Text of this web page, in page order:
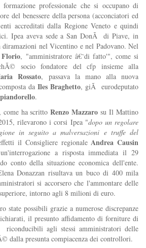
professionale che si occupano di
del benessere della persona (acconciatori ed
accreditati dalla Regione Veneto e quindi
Ipea aveva sede a San DonÃ di Piave, in
nel Vicentino e nel Padovano. Nel
Florio, "amministratore â€˜di fatto'", come si
socio fondatore del cfp insieme alla
Rossato, passava la mano alla nuova
da Iles Braghetto, giÃ eurodeputato
.
come ha scrittoRenzo Mazzaro su Il Mattino
rilevarono i corsi Ipea "dopo un regolare
in seguito a malversazioni e truffe del
il Consigliere regionaleAndrea Causin
a risposta immediata il 29
conto della situazione economica dell'ente.
Donazzan risultava un buco di 400 mila
si accorsero che l'ammontare delle
intorno agli 8 milioni di euro.
state possibili grazie a numerose discrepanze
il presunto affidamento di forniture di
agli stessi amministratori delle
dalla presunta compiacenza dei controllori.